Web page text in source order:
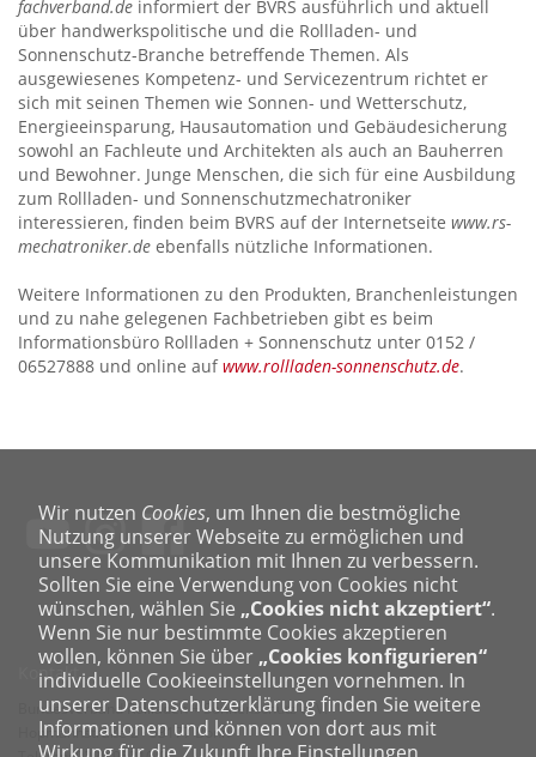
fachverband.de informiert der BVRS ausführlich und aktuell
über handwerkspolitische und die Rollladen- und
Sonnenschutz-Branche betreffende Themen. Als
ausgewiesenes Kompetenz- und Servicezentrum richtet er
sich mit seinen Themen wie Sonnen- und Wetterschutz,
Energieeinsparung, Hausautomation und Gebäudesicherung
sowohl an Fachleute und Architekten als auch an Bauherren
und Bewohner. Junge Menschen, die sich für eine Ausbildung
zum Rollladen- und Sonnenschutzmechatroniker
interessieren, finden beim BVRS auf der Internetseite www.rs-
mechatroniker.de ebenfalls nützliche Informationen.
Weitere Informationen zu den Produkten, Branchenleistungen
und zu nahe gelegenen Fachbetrieben gibt es beim
Informationsbüro Rollladen + Sonnenschutz unter 0152 /
06527888 und online aufwww.rollladen-sonnenschutz.de.
Kontakt
Bundesverband Rollladen + Sonnenschutz e. V.
Hopmannstraße 2 · 53177 Bonn
Wir nutzen Cookies, um Ihnen die bestmögliche
Nutzung unserer Webseite zu ermöglichen und
unsere Kommunikation mit Ihnen zu verbessern.
Sollten Sie eine Verwendung von Cookies nicht
wünschen, wählen Sie „Cookies nicht akzeptiert“.
Wenn Sie nur bestimmte Cookies akzeptieren
wollen, können Sie über „Cookies konfigurieren“
individuelle Cookieeinstellungen vornehmen. In
unserer Datenschutzerklärung finden Sie weitere
Informationen und können von dort aus mit